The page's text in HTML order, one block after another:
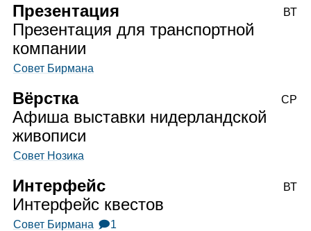
Презентация
Презентация для транспортной
компании
Совет Бирмана
ВТ
Вёрстка
Афиша выставки нидерландской
живописи
Совет Нозика
СР
Интерфейс
Интерфейс квестов
Совет Бирмана 🗩1
ВТ